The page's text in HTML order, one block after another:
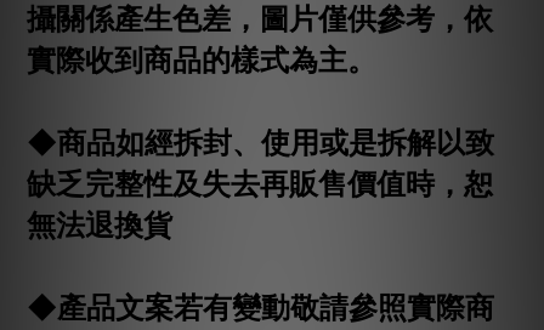
攝關係產生色差，圖片僅供參考，依
實際收到商品的樣式為主。
◆商品如經拆封、使用或是拆解以致
缺乏完整性及失去再販售價值時，恕
無法退換貨
◆產品文案若有變動敬請參照實際商